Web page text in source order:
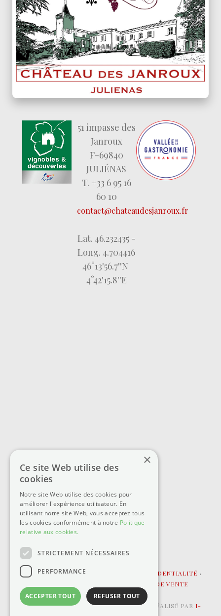
51 impasse des
Janroux
F-69840
JULIÉNAS
T. +33 6 95 16
60 10
contact@chateaudesjanroux.fr
Lat. 46.232435 -
Long. 4.704416
46°13'56.7''N
4°42'15.8''E
MENTIONS LÉGALE• POLITIQUE DE CONFIDENTIALITÉ •
CONDITIONS GÉNÉRALES DE VENTE
©2025 - CHÂTEAU DES JANROUX • SITE RÉALISÉ PAR I-
×
Ce site Web utilise des
cookies
Notre site Web utilise des cookies pour
améliorer l'expérience utilisateur. En
utilisant notre site Web, vous acceptez tous
les cookies conformément à notre Politique
relative aux cookies.
STRICTEMENT NÉCESSAIRES
PERFORMANCE
ACCEPTER TOUT REFUSER TOUT